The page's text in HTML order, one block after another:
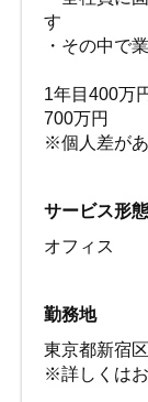
す
・その中で
1年目400万
700万円
※個人差が
サービス形態
オフィス
勤務地
東京都新宿区
※詳しくは